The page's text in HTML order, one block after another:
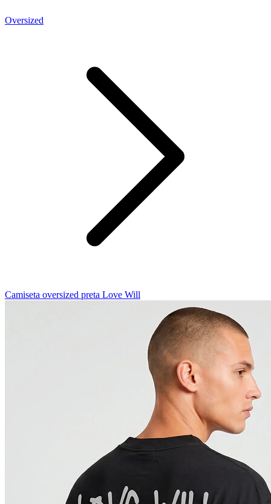
Oversized
Camiseta oversized preta Love Will